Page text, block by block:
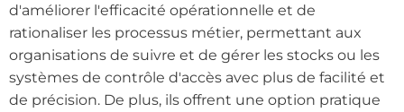
d'améliorer l'efficacité opérationnelle et de
rationaliser les processus métier, permettant aux
organisations de suivre et de gérer les stocks ou les
systèmes de contrôle d'accès avec plus de facilité et
de précision. De plus, ils offrent une option pratique